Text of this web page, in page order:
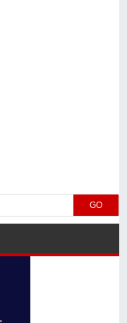
GO